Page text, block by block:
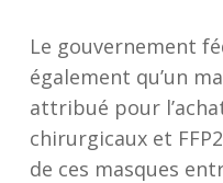
Le gouvernement
également qu’un
attribué pour
chirurgicaux et
de ces masques